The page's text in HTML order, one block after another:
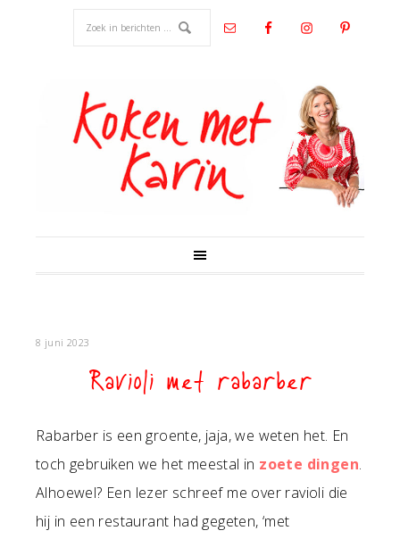
8 juni 2023
Ravioli met rabarber
Rabarber is een groente, jaja, we weten het. En
toch gebruiken we het meestal in zoete dingen.
Alhoewel? Een lezer schreef me over ravioli die
hij in een restaurant had gegeten, ‘met